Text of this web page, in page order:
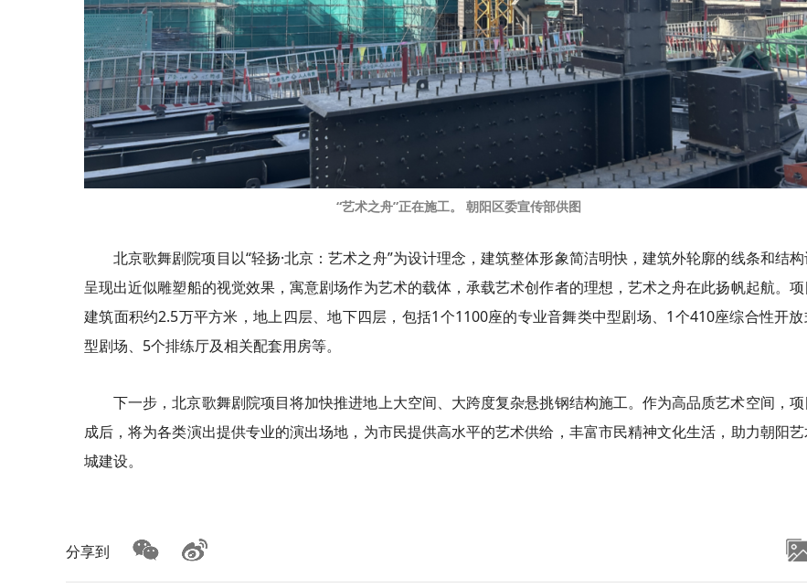
“艺术之舟”正在施工。 朝阳区委宣传部供图
北京歌舞剧院项目以“轻扬·北京：艺术之舟”为设计理念，建筑整体形象简洁明快，建筑外轮廓的线条和结
呈现出近似雕塑船的视觉效果，寓意剧场作为艺术的载体，承载艺术创作者的理想，艺术之舟在此扬帆起航。
建筑面积约2.5万平方米，地上四层、地下四层，包括1个1100座的专业音舞类中型剧场、1个410座综合性开
型剧场、5个排练厅及相关配套用房等。
下一步，北京歌舞剧院项目将加快推进地上大空间、大跨度复杂悬挑钢结构施工。作为高品质艺术空间，
成后，将为各类演出提供专业的演出场地，为市民提供高水平的艺术供给，丰富市民精神文化生活，助力朝阳
城建设。
分享到